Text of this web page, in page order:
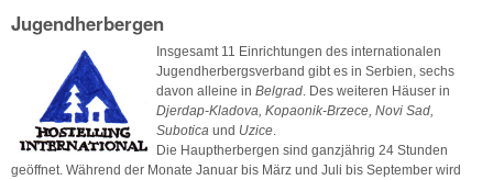
Jugendherbergen
Insgesamt 11 Einrichtungen des internationalen
Jugendherbergsverband gibt es in Serbien, sechs
davon alleine in Belgrad. Des weiteren Häuser in
Djerdap-Kladova, Kopaonik-Brzece, Novi Sad,
Subotica und Uzice.
Die Hauptherbergen sind ganzjährig 24 Stunden
geöffnet. Während der Monate Januar bis März und Juli bis September wird